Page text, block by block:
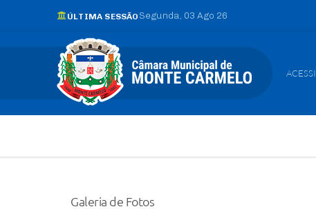
ÚLTIMA SESSÃO Segunda 03 Ago 26
Galeria de Fotos